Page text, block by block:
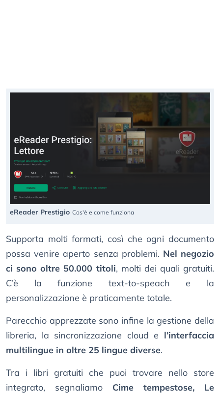
eReader Prestigio Cos'è e come funziona
Supporta molti formati, così che ogni documento
possa venire aperto senza problemi. Nel negozio
ci sono oltre 50.000 titoli, molti dei quali gratuiti.
C’è la funzione text-to-speach e la
personalizzazione è praticamente totale.
Parecchio apprezzate sono infine la gestione della
libreria, la sincronizzazione cloud e l’interfaccia
multilingue in oltre 25 lingue diverse.
Tra i libri gratuiti che puoi trovare nello store
integrato, segnaliamo Cime tempestose, Le